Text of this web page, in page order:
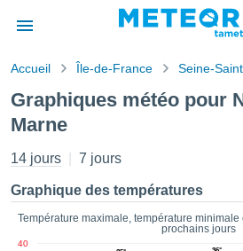
de
a
des
Accueil Île-de-France Seine-
Graphiques météo pour
Marne
14 jours 7 jours
Graphique des températures
Température maximale, température
prochains jours
40